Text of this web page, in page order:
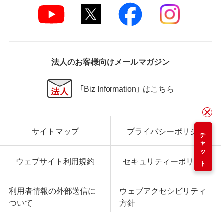
チャット
法人のお客様向けメールマガジン
「Biz Information」 はこちら
サイトマップ プライバシーポリシー
ウェブサイト利用規約 セキュリティーポリシー
利用者情報の外部送信に
ついて
ウェブアクセシビリティ
方針